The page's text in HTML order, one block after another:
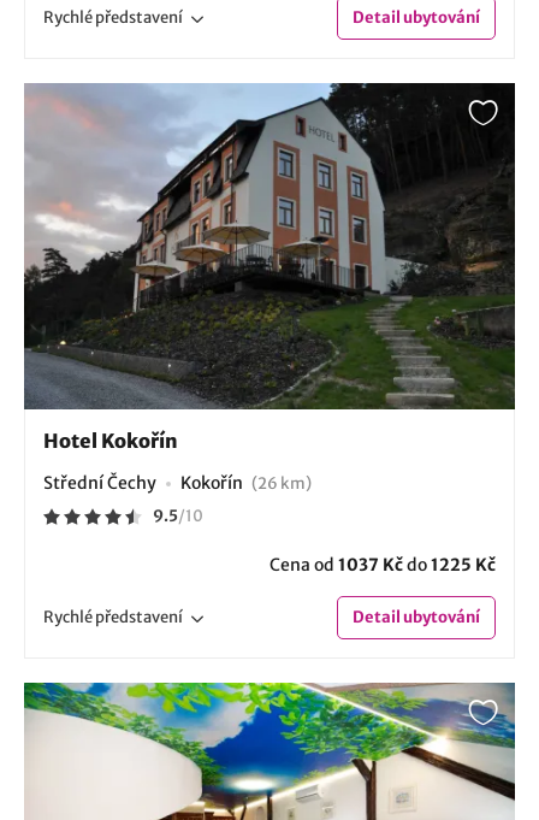
Rychlépředstavení Detailubytování
Hotel Kokořín
Střední Čechy Kokořín (26 km)
9.5/10
Cena od 1037 Kčdo1225 Kč
Rychlépředstavení Detailubytování